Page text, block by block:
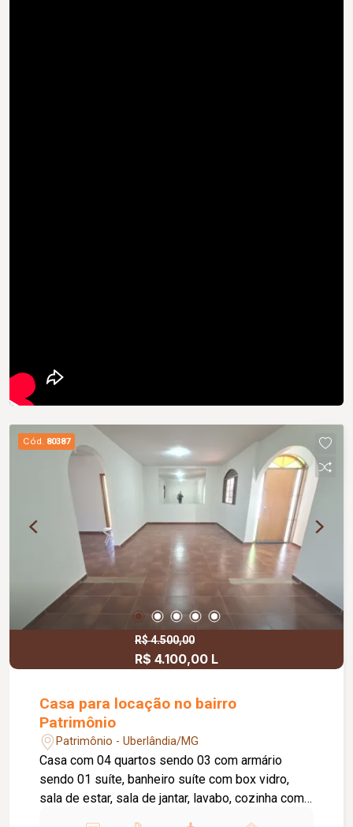
Cód. 80387
R$ 4.500,00
R$ 4.100,00 L
Casa para locação no bairro
Patrimônio
Patrimônio - Uberlândia/MG
Casa com 04 quartos sendo 03 com armário
sendo 01 suíte, banheiro suíte com box vidro,
sala de estar, sala de jantar, lavabo, cozinha com